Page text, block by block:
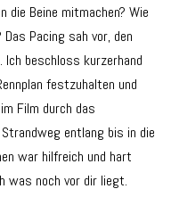
die Beine mitmachen? Wie
Pacing sah vor, den
Ich beschloss kurzerhand
festzuhalten und
Film durch das
entlang bis in die
war hilfreich und hart
was noch vor dir liegt.